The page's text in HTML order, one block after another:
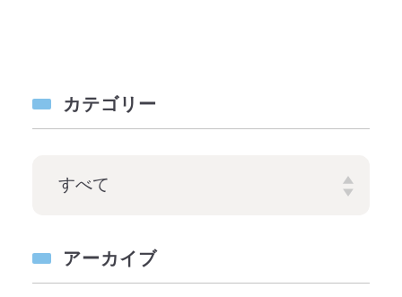
カテゴリー
アーカイブ